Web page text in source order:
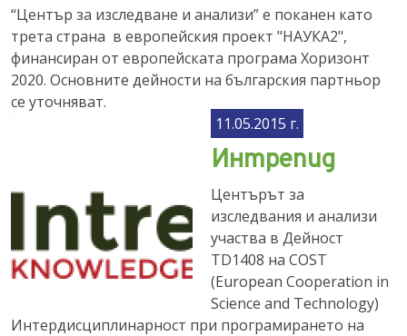
“Център за изследване и анализи” е поканен като
трета страна в европейския проект "НАУКА2",
финансиран от европейската програма Хоризонт
2020. Основните дейности на българския партньор
се уточняват.
11.05.2015 г.
Интрепид
​Центърът за
изследвания и анализи
участва в Дейност
TD1408 на COST
(European Cooperation in
Science and Technology)
Интердисциплинарност при програмирането на